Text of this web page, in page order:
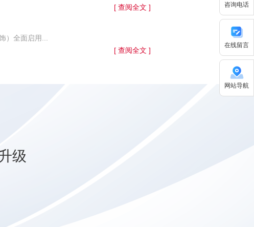
[ 查阅全文 ]
）全面启用...
[ 查阅全文 ]
级
咨询电话
在线留言
网站导航